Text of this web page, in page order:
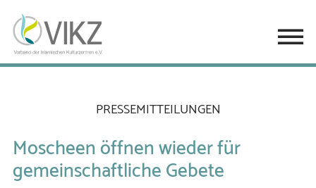
PRESSEMITTEILUNGEN
Moscheen öffnen wieder für
gemeinschaftliche Gebete